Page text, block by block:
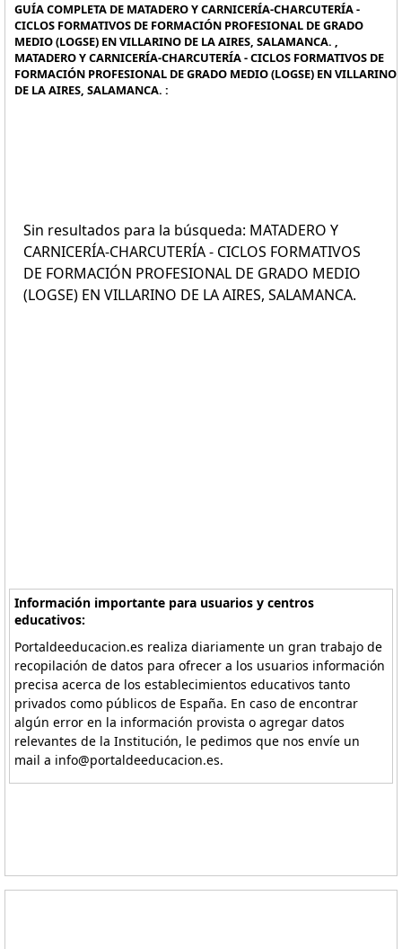
GUÍA COMPLETA DE MATADERO Y CARNICERÍA-CHARCUTERÍA -
CICLOS FORMATIVOS DE FORMACIÓN PROFESIONAL DE GRADO
MEDIO (LOGSE) EN VILLARINO DE LA AIRES, SALAMANCA. ,
MATADERO Y CARNICERÍA-CHARCUTERÍA - CICLOS FORMATIVOS DE
FORMACIÓN PROFESIONAL DE GRADO MEDIO (LOGSE) EN VILLARINO
DE LA AIRES, SALAMANCA. :
Sin resultados para la búsqueda: MATADERO Y
CARNICERÍA-CHARCUTERÍA - CICLOS FORMATIVOS
DE FORMACIÓN PROFESIONAL DE GRADO MEDIO
(LOGSE) EN VILLARINO DE LA AIRES, SALAMANCA.
Información importante para usuarios y centros
educativos:
Portaldeeducacion.es realiza diariamente un gran trabajo de
recopilación de datos para ofrecer a los usuarios información
precisa acerca de los establecimientos educativos tanto
privados como públicos de España. En caso de encontrar
algún error en la información provista o agregar datos
relevantes de la Institución, le pedimos que nos envíe un
mail a info@portaldeeducacion.es.